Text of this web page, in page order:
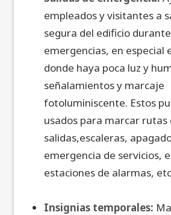
empleados y visitantes a
segura del edificio
emergencias, en especial
donde haya poca luz y
señalamientos y marcaje
fotoluminiscente. Estos
usados para marcar rutas
salidas,escaleras,
emergencia de servicios,
estaciones de alarmas,
Insignias temporales: